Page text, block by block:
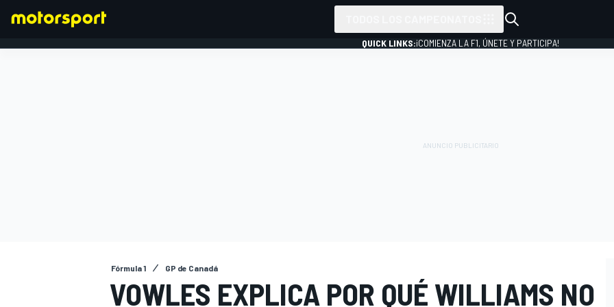
QUICK LINKS:¡COMIENZA LA F1, ÚNETE Y PARTICIPA!
Fórmula 1 GP de Canadá
VOWLES EXPLICA POR QUÉ WILLIAMS NO